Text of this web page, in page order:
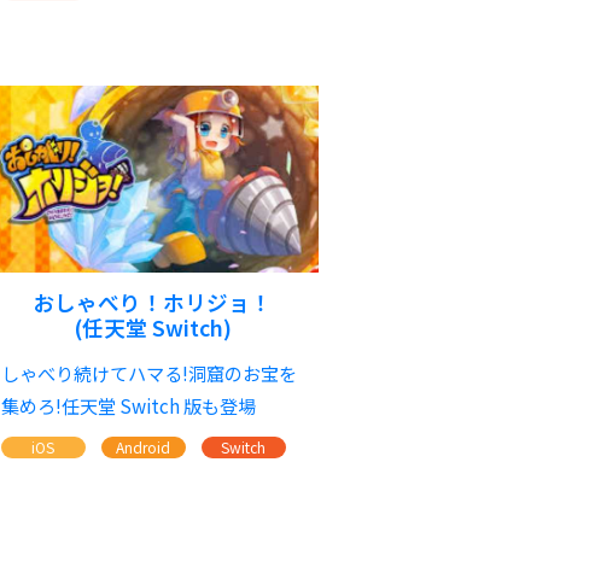
おしゃべり！ホリジョ！
(任天堂 Switch)
しゃべり続けてハマる!洞窟のお宝を
集めろ!任天堂 Switch 版も登場
iOS Android Switch